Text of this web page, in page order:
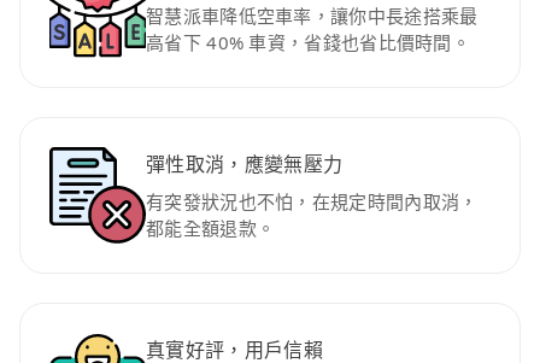
智慧派車降低空車率，讓你中長途搭乘最
高省下 40% 車資，省錢也省比價時間。
彈性取消，應變無壓力
有突發狀況也不怕，在規定時間內取消，
都能全額退款。
真實好評，用戶信賴